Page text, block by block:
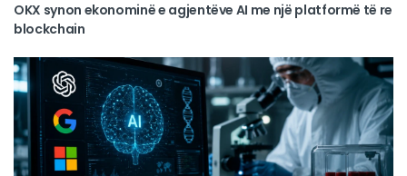
OKX synon ekonominë e agjentëve AI me një platformë të re
blockchain